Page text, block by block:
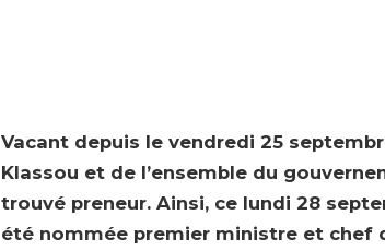
Vacant depuis le vendredi 25
Klassou et de l’ensemble du
trouvé preneur. Ainsi, ce lundi 28
été nommée premier ministre et chef